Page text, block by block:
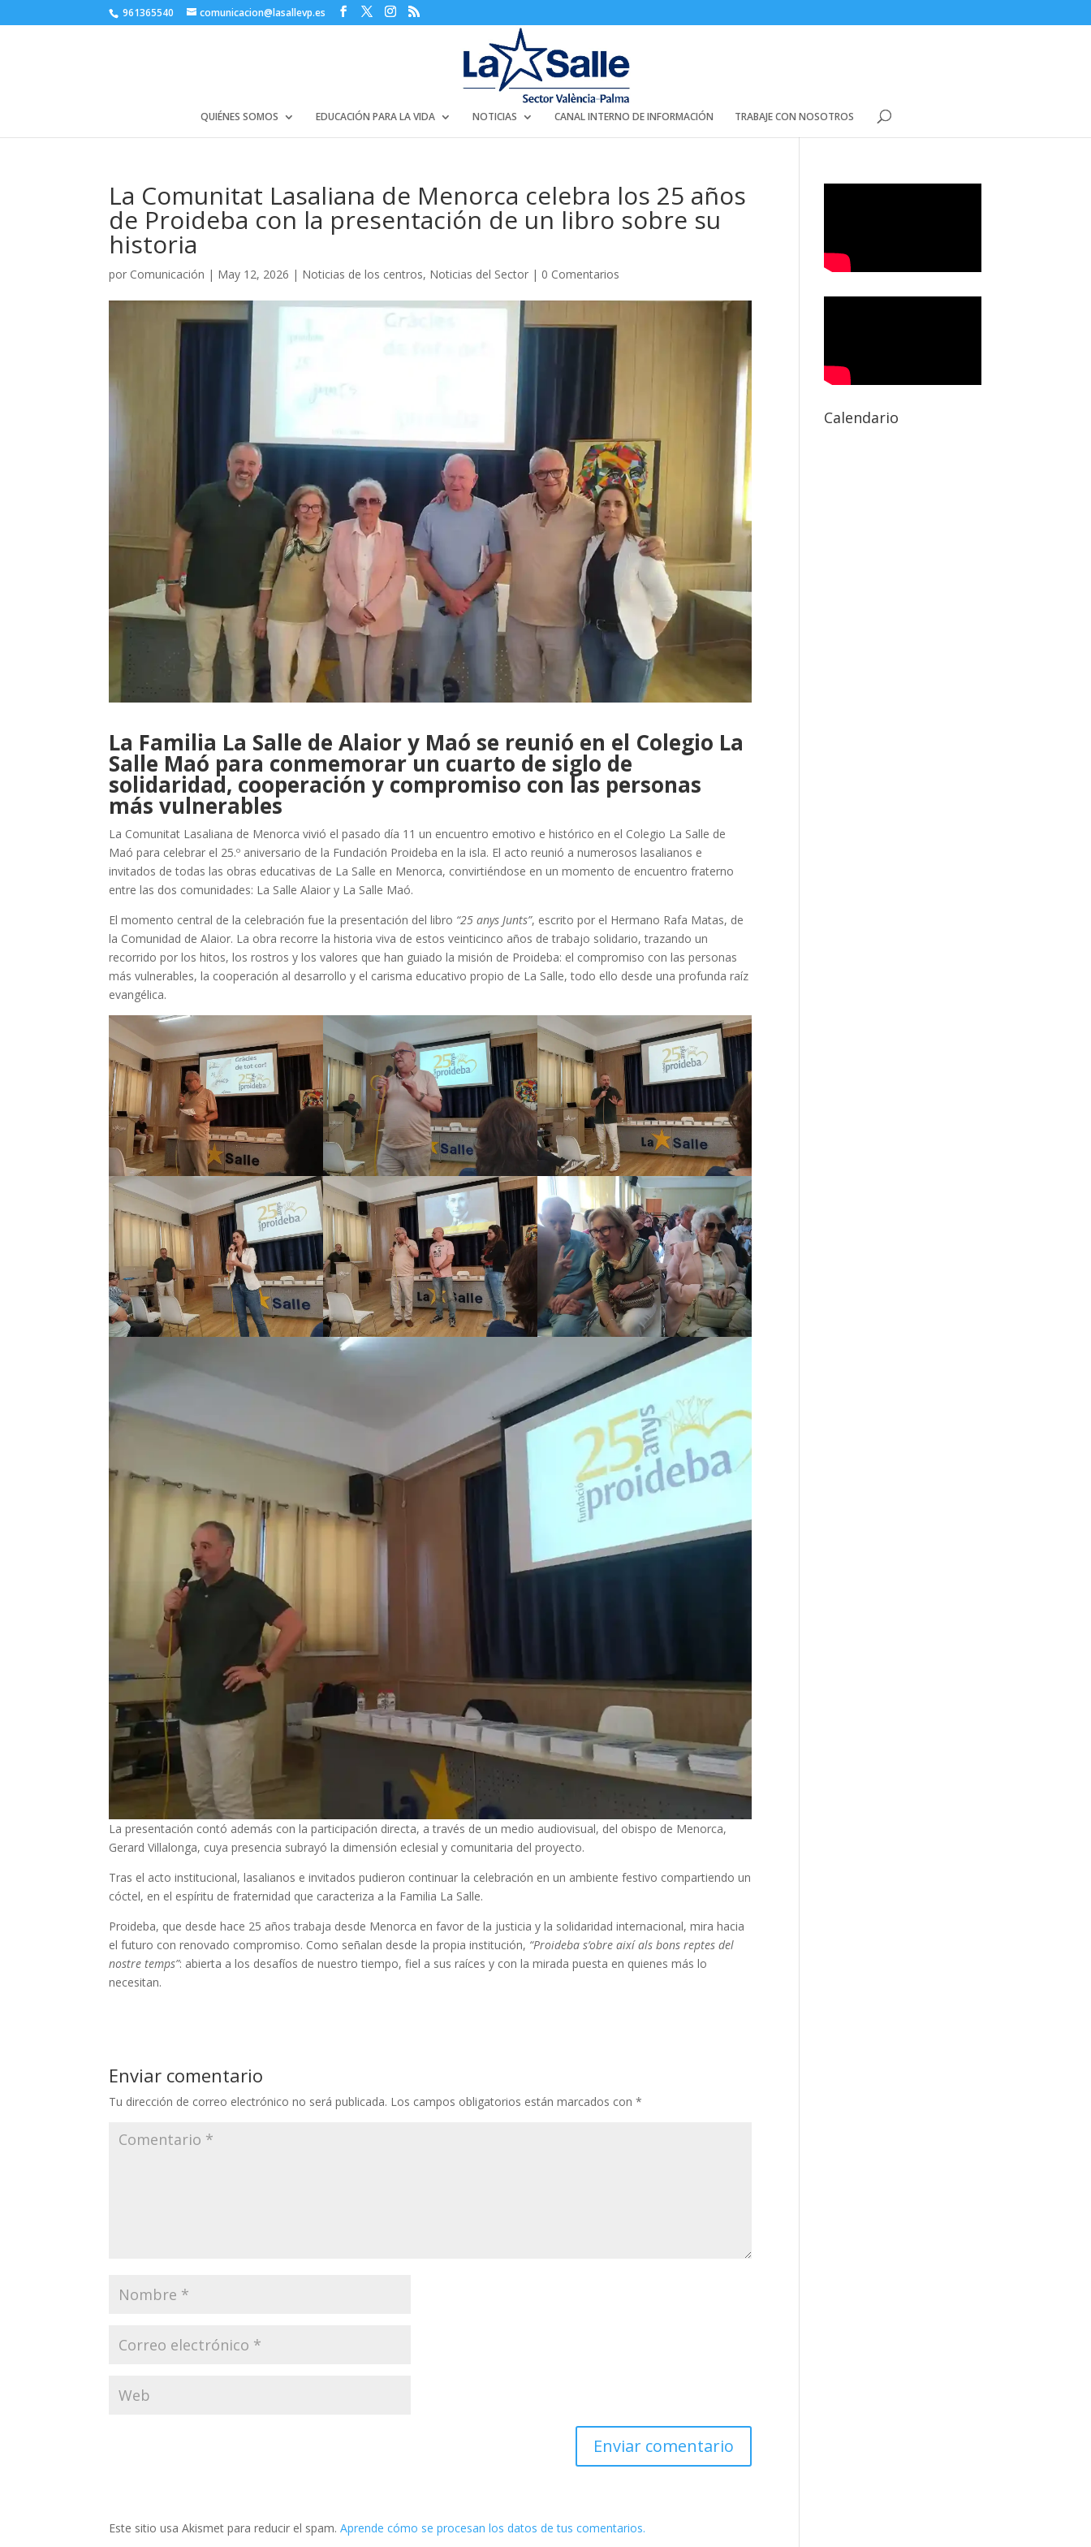
961365540 comunicacion@lasallevp.es
QUIÉNES SOMOS EDUCACIÓN PARA LA VIDA NOTICIAS CANAL INTERNO DE INFORMACIÓN TRABAJE CON NOSOTROS
La Comunitat Lasaliana de Menorca celebra los 25 años
de Proideba con la presentación de un libro sobre su
historia
por Comunicación | May 12, 2026 | Noticias de los centros, Noticias del Sector | 0 Comentarios
La Familia La Salle de Alaior y Maó se reunió en el Colegio La
Salle Maó para conmemorar un cuarto de siglo de
solidaridad, cooperación y compromiso con las personas
más vulnerables
La Comunitat Lasaliana de Menorca vivió el pasado día 11 un encuentro emotivo e histórico en el Colegio La Salle de
Maó para celebrar el 25.º aniversario de la Fundación Proideba en la isla. El acto reunió a numerosos lasalianos e
invitados de todas las obras educativas de La Salle en Menorca, convirtiéndose en un momento de encuentro fraterno
entre las dos comunidades: La Salle Alaior y La Salle Maó.
El momento central de la celebración fue la presentación del libro “25 anys Junts”, escrito por el Hermano Rafa Matas, de
la Comunidad de Alaior. La obra recorre la historia viva de estos veinticinco años de trabajo solidario, trazando un
recorrido por los hitos, los rostros y los valores que han guiado la misión de Proideba: el compromiso con las personas
más vulnerables, la cooperación al desarrollo y el carisma educativo propio de La Salle, todo ello desde una profunda raíz
evangélica.
La presentación contó además con la participación directa, a través de un medio audiovisual, del obispo de Menorca,
Gerard Villalonga, cuya presencia subrayó la dimensión eclesial y comunitaria del proyecto.
Tras el acto institucional, lasalianos e invitados pudieron continuar la celebración en un ambiente festivo compartiendo un
cóctel, en el espíritu de fraternidad que caracteriza a la Familia La Salle.
Proideba, que desde hace 25 años trabaja desde Menorca en favor de la justicia y la solidaridad internacional, mira hacia
el futuro con renovado compromiso. Como señalan desde la propia institución, “Proideba s’obre així als bons reptes del
nostre temps”: abierta a los desafíos de nuestro tiempo, fiel a sus raíces y con la mirada puesta en quienes más lo
necesitan.
Enviar comentario
Tu dirección de correo electrónico no será publicada. Los campos obligatorios están marcados con*
Este sitio usa Akismet para reducir el spam.Aprende cómo se procesan los datos de tus comentarios.
Calendario